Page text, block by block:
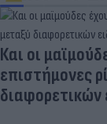
Και οι
επιστήμονες
διαφορετικών